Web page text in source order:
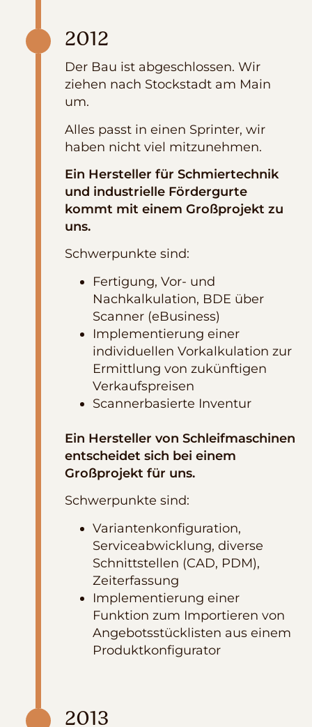
2012
Der Bau ist abgeschlossen. Wir
ziehen nach Stockstadt am Main
um.
Alles passt in einen Sprinter, wir
haben nicht viel mitzunehmen.
Ein Hersteller für Schmiertechnik
und industrielle Fördergurte
kommt mit einem Großprojekt zu
uns.
Schwerpunkte sind:
Fertigung, Vor- und
Nachkalkulation, BDE über
Scanner (eBusiness)
Implementierung einer
individuellen Vorkalkulation zur
Ermittlung von zukünftigen
Verkaufspreisen
Scannerbasierte Inventur
Ein Hersteller von Schleifmaschinen
entscheidet sich bei einem
Großprojekt für uns.
Schwerpunkte sind:
Variantenkonfiguration,
Serviceabwicklung, diverse
Schnittstellen (CAD, PDM),
Zeiterfassung
Implementierung einer
Funktion zum Importieren von
Angebotsstücklisten aus einem
Produktkonfigurator
2013